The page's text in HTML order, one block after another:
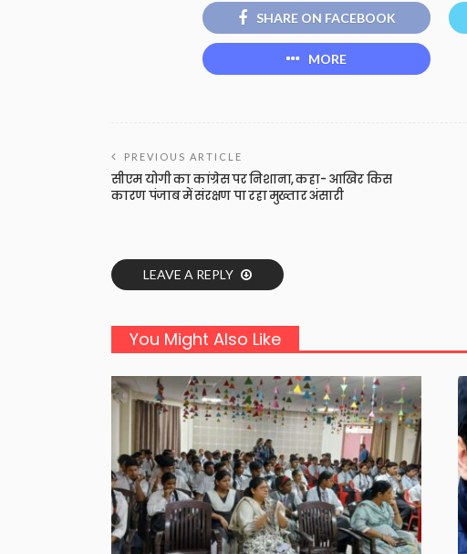
SHARE ON FACEBOOK
MORE
PREVIOUS ARTICLE
सीएम योगी का कांग्रेस पर निशाना, कहा- आखिर किस
कारण पंजाब में संरक्षण पा रहा मुख्तार अंसारी
LEAVE A REPLY
You Might Also Like